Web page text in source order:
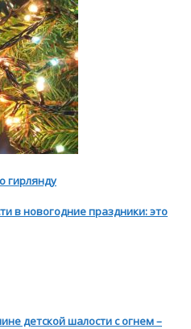
гирлянду
в новогодние праздники:это
детской шалости с огнем –